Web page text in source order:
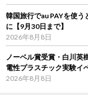
韓国旅行でau PAYを使
に【9月30日まで】
2026年8月8日
ノーベル賞受賞・白川
電性プラスチック実験イ
2026年8月8日